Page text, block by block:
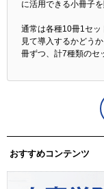
に活用できる小冊子を
通常は各種10冊1セッ
見て導入するかどう
冊ずつ、計7種類のセ
おすすめコンテンツ